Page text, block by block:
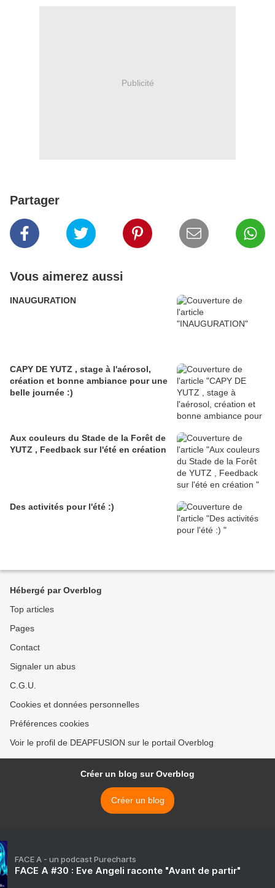
Publicité
Partager
Vous aimerez aussi
INAUGURATION
CAPY DE YUTZ , stage à l'aérosol,
création et bonne ambiance pour une
belle journée :)
Aux couleurs du Stade de la Forêt de
YUTZ , Feedback sur l'été en création
Des activités pour l'été :)
Hébergé par Overblog
Top articles
Pages
Contact
Signaler un abus
C.G.U.
Cookies et données personnelles
Préférences cookies
Voir le profil de DEAPFUSION sur le portail Overblog
Créer un blog sur Overblog
Créer un blog
FACE A - un podcast Purecharts
FACE A #30 : Eve Angeli raconte "Avant de partir"